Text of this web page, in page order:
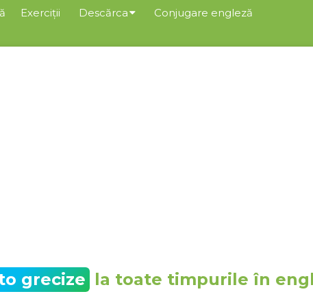
Exerciții Descărca Conjugare engleză
grecize la toate timpurile în